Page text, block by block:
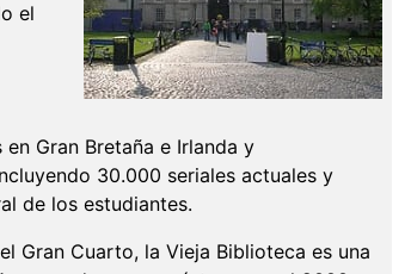
el
Gran Bretaña e Irlanda y
30.000 seriales actuales y
de los estudiantes.
Gran Cuarto, la Vieja Biblioteca es una